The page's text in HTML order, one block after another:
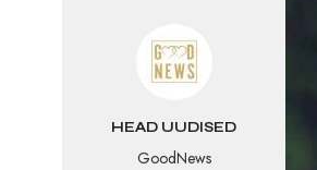
HEAD UUDISED
GoodNews